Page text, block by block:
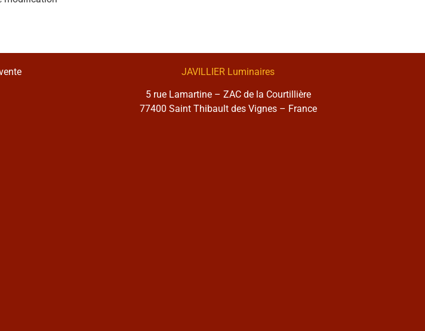
JAVILLIER Luminaires
5 rue Lamartine – ZAC de la Courtillière
77400 Saint Thibault des Vignes – France